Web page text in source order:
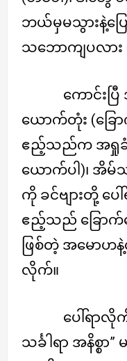
ဘယ်မှမသွားနဲ့ပြေ
သဘောကျပလား (
ကောင်း
ယောက်တုံး (ခြေ
ဧည့်သည်က အရှုခံ
ယောက်ပါ)၊ အိမ်
ကို ခင်ဗျားတို့ ပ
ဧည့်သည် ခြောက်
ဖြစ်တဲ့ အမောဟ
လိုက်။
ပေါ်ရာလို
သင်္ခါရာ အနိစ္စာ